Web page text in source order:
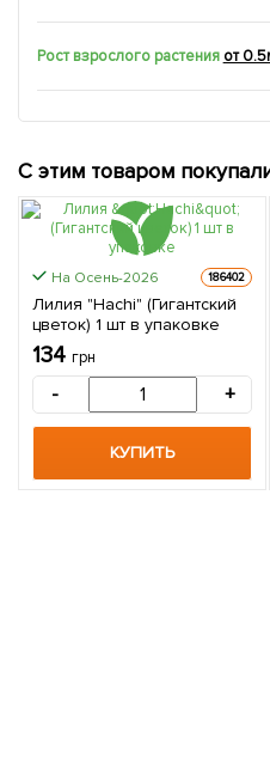
Рост взрослого растения от
С этим товаром
На Осень-2026 186402
Лилия "Hachi" (Гигантский
цветок) 1 шт в упаковке
134 грн
- +
КУПИТЬ